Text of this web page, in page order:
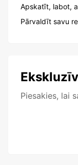
Apskatīt, labot,
Pārvaldīt savu
Piesakies, lai